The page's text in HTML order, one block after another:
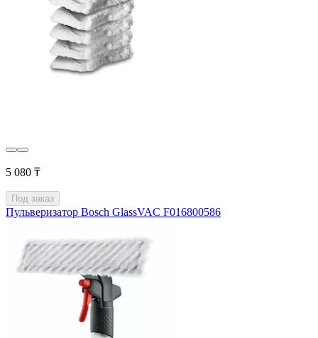
5 080 ₸
Под заказ
Пульверизатор Bosch GlassVAC F016800586